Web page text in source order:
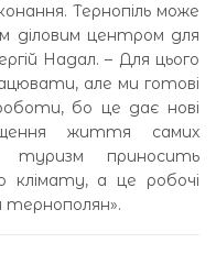
Тернопіль може
центром для
Надал. – Для цього
але ми готові
бо це дає нові
життя самих
туризм приносить
клімату, а це робочі
тернополян».